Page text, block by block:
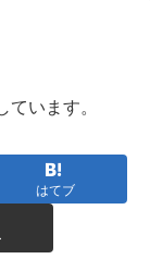
います。
はてブ